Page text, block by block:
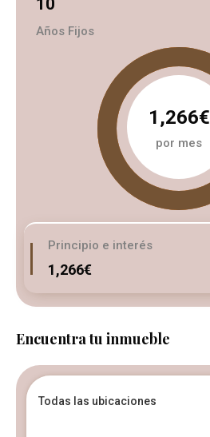
10
Años Fijos
1,266€
por mes
Principio e interés
1,266€
Encuentra tu inmueble
Todas las ubicaciones